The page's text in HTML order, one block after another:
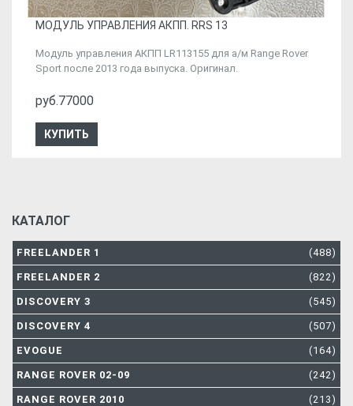
МОДУЛЬ УПРАВЛЕНИЯ АКПП. RRS 13
Модуль управления АКПП LR113155 для а/м Range Rover
Sport после 2013 года выпуска. Оригинал.
руб.77000
КУПИТЬ
КАТАЛОГ
FREELANDER 1 (488)
FREELANDER 2 (822)
DISCOVERY 3 (545)
DISCOVERY 4 (507)
EVOGUE (164)
RANGE ROVER 02-09 (242)
RANGE ROVER 2010 (213)